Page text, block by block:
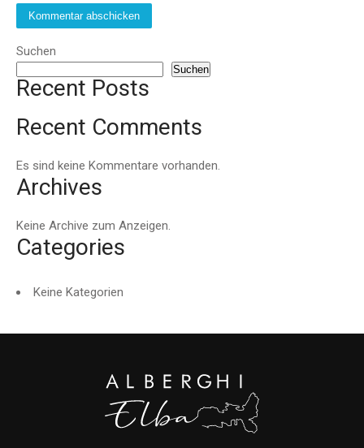
Suchen
Suchen
Recent Posts
Recent Comments
Es sind keine Kommentare vorhanden.
Archives
Keine Archive zum Anzeigen.
Categories
Keine Kategorien